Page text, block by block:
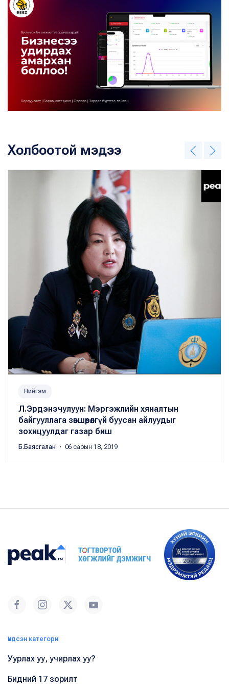
Холбоотой мэдээ
Нийгэм
Л.Эрдэнэчулуун: Мэргэжлийн хяналтын
байгууллага зөвшөөрөлгүй буусан айлуудыг
зохицуулдаг газар биш
Б.Баясгалан ・ 06 сарын 18, 2019
Үндсэн категори
Уурлах уу, учирлах уу?
Бидний 17 зорилт